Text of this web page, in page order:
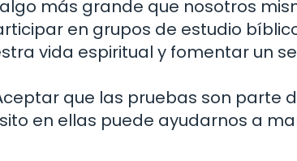
más grande que nosotros
en grupos de estudio
vida espiritual y fomentar un
que las pruebas son parte
en ellas puede ayudarnos a